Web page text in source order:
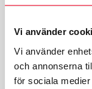
Vi använder
Vi använder
och annonserna
för sociala
Fälg PV/C LM
45
Centre Diameter
112